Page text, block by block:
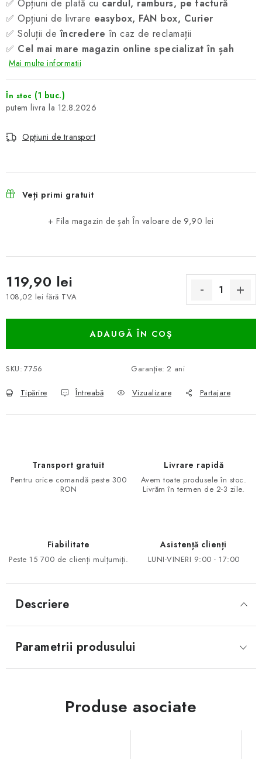
✅ Opțiuni de plată cu cardul, ramburs, pe factură
✅ Opțiuni de livrare easybox, FAN box, Curier
✅ Soluții deîncredere în caz de reclamații
✅ Cel mai mare magazin online specializat în șah
Mai multe informatii
În stoc (1 buc.)
12.8.2026
Opțiuni de transport
Veți primi gratuit
+ Fila magazin de șahÎn valoare de 9,90 lei
119,90 lei
108,02 lei fără TVA
ADAUGĂ ÎN COŞ
SKU: 7756 Garanţie: 2 ani
Tipărire Întreabă Vizualizare Partajare
Transport gratuit
Pentru orice comandă peste 300
RON
Livrare rapidă
Avem toate produsele în stoc.
Livrăm în termen de 2-3 zile.
Fiabilitate
Peste 15 700 de clienți mulțumiți.
Asistență clienți
LUNI-VINERI 9:00 - 17:00
Descriere
Parametrii produsului
Produse asociate